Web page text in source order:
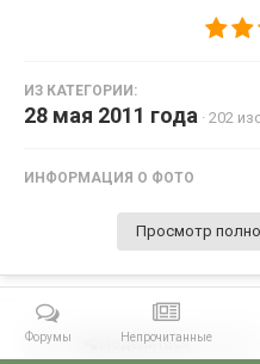
ИЗ КАТЕГОРИИ:
28 мая 2011 года · 202
ИНФОРМАЦИЯ О ФОТО
Просмотр
Поделиться
Форумы Непрочитанные